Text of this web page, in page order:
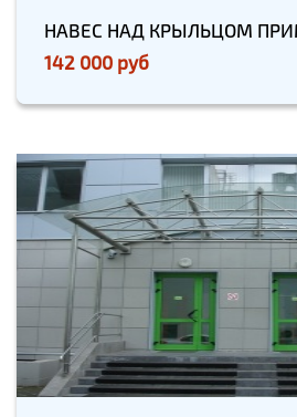
НАВЕС НАД КРЫЛЬЦОМ
142 000 руб